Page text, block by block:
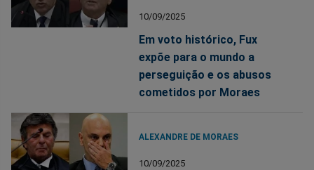
10/09/2025
Em voto histórico, Fux
expõe para o mundo a
perseguição e os abusos
cometidos por Moraes
ALEXANDRE DE MORAES
10/09/2025